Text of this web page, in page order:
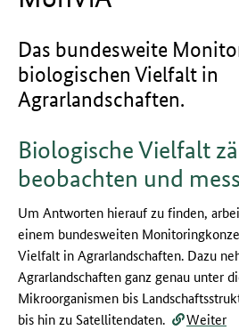
Das bundesweite
biologischen Vielfalt in
Agrarlandschaften.
Biologische Vielfalt
beobachten und
Um Antworten hierauf zu finden,
einem bundesweiten
Vielfalt in Agrarlandschaften. Dazu
Agrarlandschaften ganz genau unter
Mikroorganismen bis
bis hin zu Satellitendaten.
Weiter